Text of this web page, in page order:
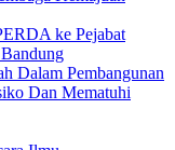
ke Pejabat
Dalam Pembangunan
Dan Mematuhi